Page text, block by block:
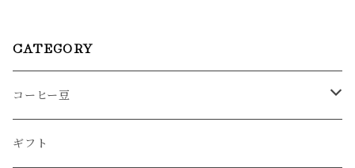
CATEGORY
コーヒー豆
ブレンド
ギフト